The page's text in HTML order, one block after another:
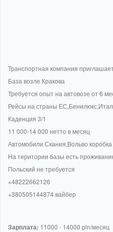
Транспортная компания
База возле Кракова
Требуется опыт на автовозе от 6
Рейсы на страны
Каденция 3/1
11 000-14 000 нетто в месяц
Автомобили Скания,Вольво
На територии базы есть
Польский не требуется
+48222662126
+380505144874 вайбер
Зарплата: 11000 - 14000 pln/месяц